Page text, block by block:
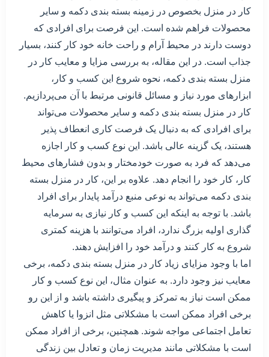
کار در منزل بخصوص در زمینه بسته بندی دکمه و سایر
محصولات فراهم شده است. این فرصت برای افرادی که
دوست دارند در محیط آرام و راحت خانه خود کار کنند، بسیار
جذاب است. در این مقاله، به بررسی مزایا و معایب کار در
منزل بسته بندی دکمه، نحوه شروع این کسب و کار،
ابزارهای مورد نیاز و مسائل قانونی مرتبط با آن می‌پردازیم.
کار در منزل بسته بندی دکمه و سایر محصولات می‌تواند
برای افرادی که به دنبال یک فرصت کاری انعطاف پذیر
هستند، یک گزینه عالی باشد. این نوع کسب و کار اجازه
می‌دهد که فرد به صورت خودمختار و بدون فشارهای محیط
کار، کار خود را انجام دهد. علاوه بر این، کار در منزل بسته
بندی دکمه می‌تواند به نوعی منبع درآمد پایدار برای افراد
باشد. با توجه به اینکه این کسب و کار نیازی به سرمایه
گذاری اولیه بزرگ ندارد، افراد می‌توانند با هزینه کمتری
شروع به کار کنند و درآمد خود را افزایش دهند.
اما با وجود مزایای زیاد کار در منزل بسته بندی دکمه، برخی
معایب نیز وجود دارد. به عنوان مثال، این نوع کسب و کار
ممکن است نیاز به تمرکز و پیگیری داشته باشد و از این رو
برخی افراد ممکن است با مشکلاتی مثل انزوا یا کاهش
تعامل اجتماعی مواجه شوند. همچنین، برخی از افراد ممکن
است با مشکلاتی مانند مدیریت زمان و تعادل بین زندگی